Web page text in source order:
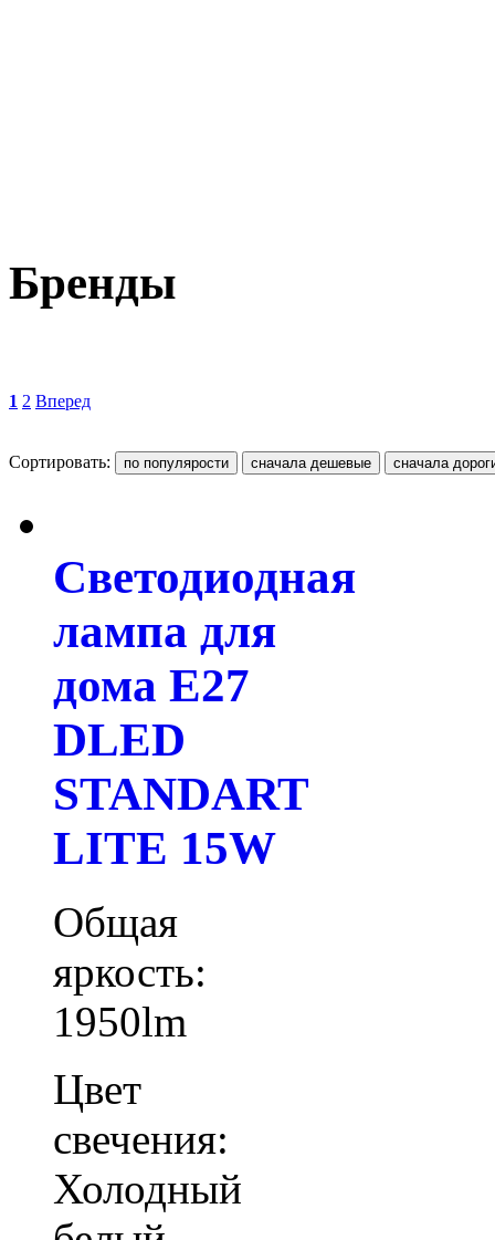
Бренды
1 2 Вперед
Сортировать:
Светодиодная
лампа для
дома E27
DLED
STANDART
LITE 15W
Общая
яркость:
1950lm
Цвет
свечения:
Холодный